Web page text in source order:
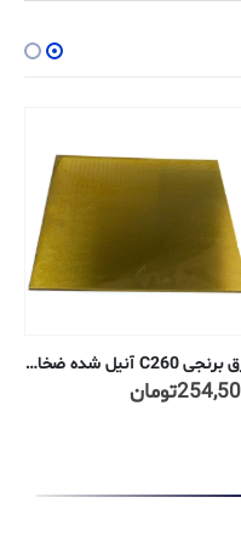
277,400تومان